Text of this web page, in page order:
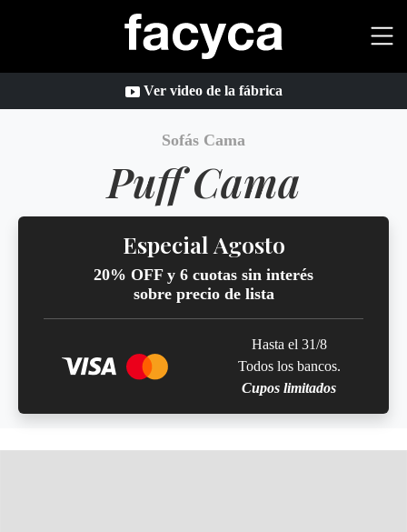
Ver video de la fábrica
Sofás Cama
Puff Cama
Especial Agosto
20% OFF y 6 cuotas sin interés
sobre precio de lista
Hasta el 31/8
Todos los bancos.
Cupos limitados